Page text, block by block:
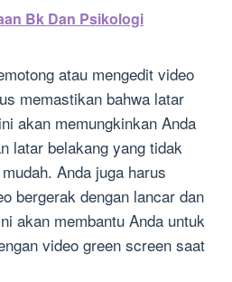
Bk Dan Psikologi
atau mengedit video
memastikan bahwa latar
akan memungkinkan Anda
latar belakang yang tidak
Anda juga harus
bergerak dengan lancar dan
akan membantu Anda untuk
video green screen saat